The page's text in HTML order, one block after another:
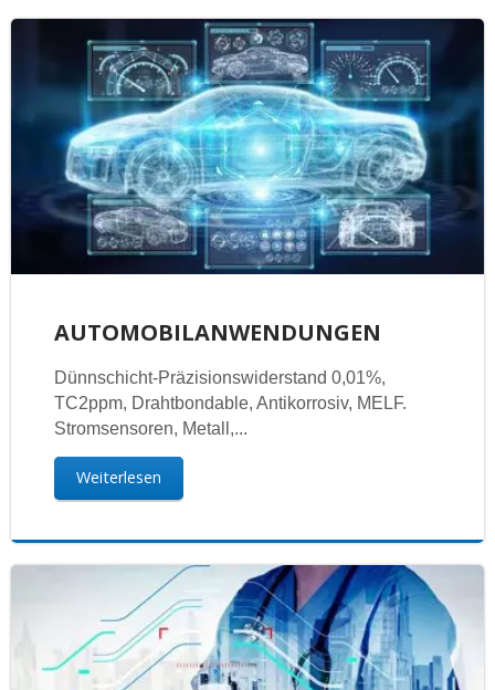
AUTOMOBILANWENDUNGEN
Dünnschicht-Präzisionswiderstand 0,01%,
TC2ppm, Drahtbondable, Antikorrosiv, MELF.
Stromsensoren, Metall,...
Weiterlesen